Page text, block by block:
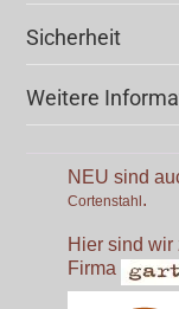
Sicherheit
Weitere
NEU sind
Cortenstahl.
Hier sind wir
Firma